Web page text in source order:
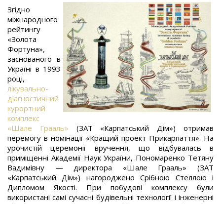
Згідно
міжнародного
рейтингу
«Золота
Фортуна»,
заснованого в
Україні в 1993
році,
лікувально-
діагностичний
курортний
комплекс
«Шале Грааль» (ЗАТ «Карпатський Дім») отримав
перемогу в номінації «Кращий проект Прикарпаття». На
урочистій церемонії вручення, що відбувалась в
приміщенні Академії Наук України, Пономаренко Тетяну
Вадимівну — директора «Шале Грааль» (ЗАТ
«Карпатський Дім») нагороджено Срібною Стеллою і
Дипломом Якості. При побудові комплексу були
використані самі сучасні будівельні технології і інженерні